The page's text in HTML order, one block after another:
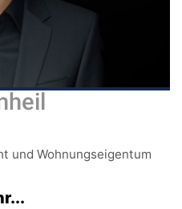
und Wohnungseigentum